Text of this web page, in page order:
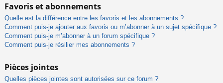
Favoris et abonnements
Quelle est la différence entre les favoris et les abonnements ?
Comment puis-je ajouter aux favoris ou m’abonner à un sujet spécifique ?
Comment puis-je m’abonner à un forum spécifique ?
Comment puis-je résilier mes abonnements ?
Pièces jointes
Quelles pièces jointes sont autorisées sur ce forum ?